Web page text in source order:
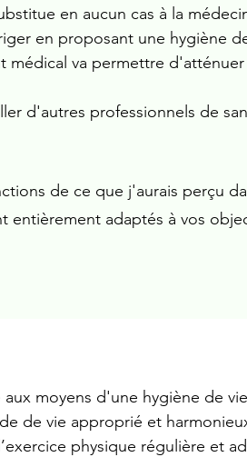
en aucun cas à la
en proposant une hygiène
va permettre
d'autres professionnels de
de ce que j'aurais perçu
adaptés à vos
moyens d'une hygiène de
de vie approprié et
physique régulière et